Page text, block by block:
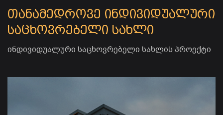
თანამედროვე ინდივიდუალური
საცხოვრებელი სახლი
ინდივიდუალური საცხოვრებელი სახლის პროექტი